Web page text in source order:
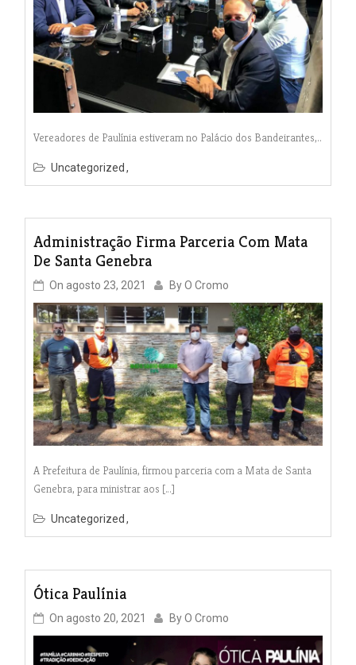
Vereadores de Paulínia estiveram no Palácio dos Bandeirantes,..
Uncategorized
Administração Firma Parceria Com Mata
De Santa Genebra
On agosto 23, 2021 ByO Cromo
A Prefeitura de Paulínia, firmou parceria com a Mata de Santa
Genebra, para ministrar aos […]
Uncategorized
Ótica Paulínia
On agosto 20, 2021 ByO Cromo